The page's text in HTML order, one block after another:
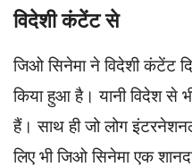
विदेशी कंटेंट से
जिओ सिनेमा ने विदेशी कंटेंट
किया हुआ है। यानी विदेश से
हैं। साथ ही जो लोग
लिए भी जिओ सिनेमा एक